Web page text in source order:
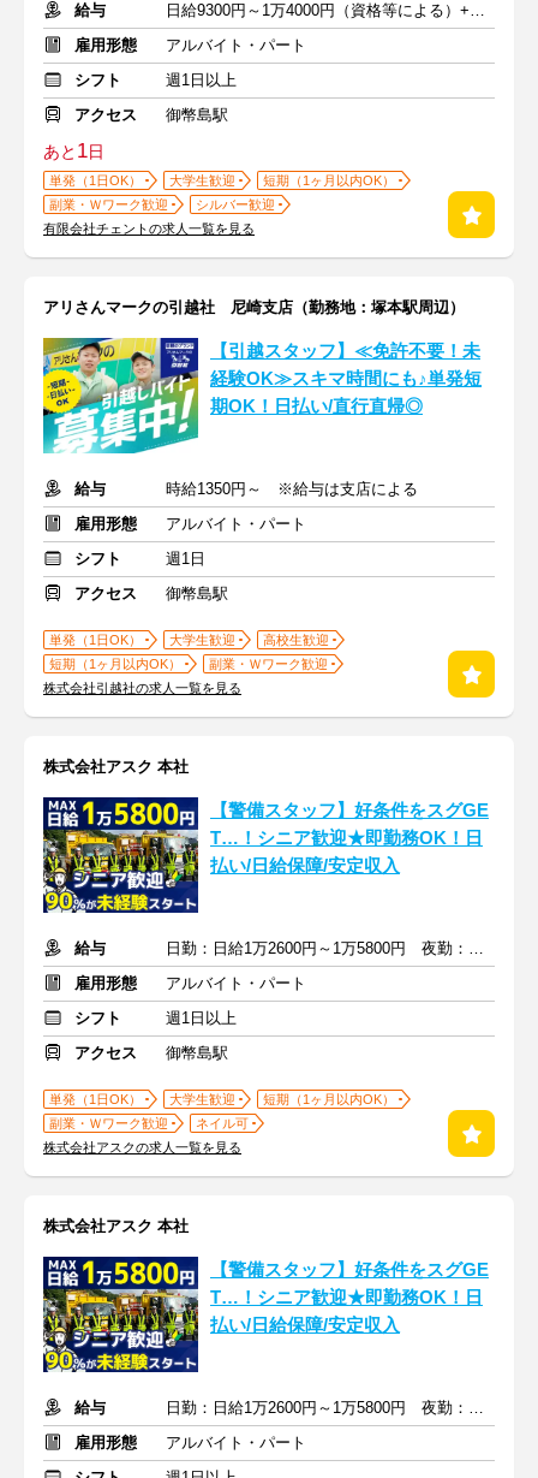
給与
日給9300円～1万4000円（資格等による）+交通費全額支給
雇用形態
アルバイト・パート
シフト
週1日以上
アクセス
御幣島駅
あと 1日
単発（1日OK） 大学生歓迎
短期（1ヶ月以内OK）
副業・Ｗワーク歓迎
シルバー歓迎
有限会社チェントの求人一覧を見る
アリさんマークの引越社 尼崎支店（勤務地：塚本駅周辺）
【引越スタッフ】≪免許不要！未
経験OK≫スキマ時間にも♪単発短
期OK！日払い/直行直帰◎
給与
時給1350円～ ※給与は支店による
雇用形態
アルバイト・パート
シフト
週1日
アクセス
御幣島駅
単発（1日OK） 大学生歓迎
高校生歓迎
短期（1ヶ月以内OK）
副業・Ｗワーク歓迎
株式会社引越社の求人一覧を見る
株式会社アスク 本社
【警備スタッフ】好条件をスグGE
T…！シニア歓迎★即勤務OK！日
払い/日給保障/安定収入
給与
日勤：日給1万2600円～1万5800円 夜勤：日給1万4475～1万7175円
雇用形態
アルバイト・パート
シフト
週1日以上
アクセス
御幣島駅
単発（1日OK） 大学生歓迎
短期（1ヶ月以内OK）
副業・Ｗワーク歓迎
ネイル可
株式会社アスクの求人一覧を見る
株式会社アスク 本社
【警備スタッフ】好条件をスグGE
T…！シニア歓迎★即勤務OK！日
払い/日給保障/安定収入
給与
日勤：日給1万2600円～1万5800円 夜勤：日給1万4475～1万7175円
雇用形態
アルバイト・パート